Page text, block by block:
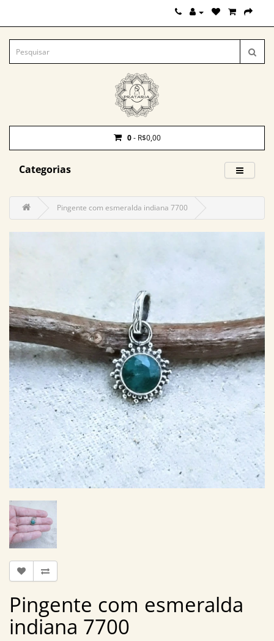
0- R$0,00
Categorias
Pingente com esmeralda indiana 7700
Pingente com esmeralda
indiana 7700